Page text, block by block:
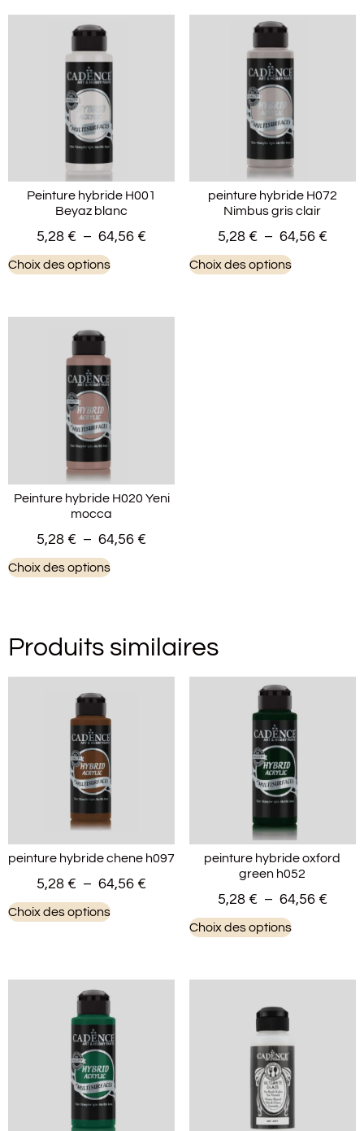
Peinture hybride H001
Beyaz blanc
5,28 € – 64,56 €
Choix des options
peinture hybride H072
Nimbus gris clair
5,28 € – 64,56 €
Choix des options
Peinture hybride H020 Yeni
mocca
5,28 € – 64,56 €
Choix des options
Produits similaires
peinture hybride chene h097
5,28 € – 64,56 €
Choix des options
peinture hybride oxford
green h052
5,28 € – 64,56 €
Choix des options